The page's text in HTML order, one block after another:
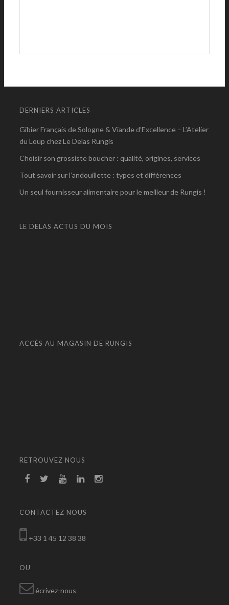
DERNIERS ARTICLES
Gibier Français de Sologne & Viande d’Excellence – L’Atelier
du Loup chez Le Delas Rungis
Choisir son grossiste boucher : qualité, origines, services
Tout savoir sur l’andouillette : types et différences
Un seul fournisseur alimentaire pour le meilleur de Rungis !
LE DELAS ACTUS DU MOIS
ACCÈS AU MAGASIN DE RUNGIS
RETROUVEZ NOUS
CONTACTEZ NOUS
+33 1 45 12 38 38
OU
écrivez-nous